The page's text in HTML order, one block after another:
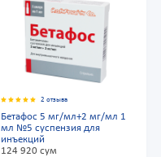
2 отзыва
Бетафос 5 мг/мл+2 мг/мл 1
мл №5 суспензия для
инъекций
124 920 сум